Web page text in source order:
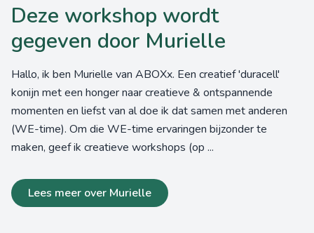
Deze workshop wordt
gegeven door Murielle
Hallo, ik ben Murielle van ABOXx. Een creatief 'duracell'
konijn met een honger naar creatieve & ontspannende
momenten en liefst van al doe ik dat samen met anderen
(WE-time). Om die WE-time ervaringen bijzonder te
maken, geef ik creatieve workshops (op ...
Lees meer over Murielle